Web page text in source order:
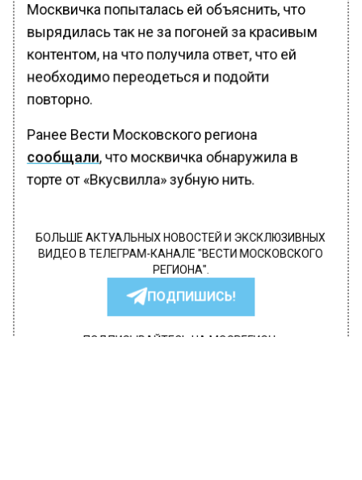
Москвичка попыталась ей объяснить, что
вырядилась так не за погоней за красивым
контентом, на что получила ответ, что ей
необходимо переодеться и подойти
повторно.
Ранее Вести Московского региона
сообщали, что москвичка обнаружила в
торте от «Вкусвилла» зубную нить.
БОЛЬШЕ АКТУАЛЬНЫХ НОВОСТЕЙ И ЭКСКЛЮЗИВНЫХ
ВИДЕО В ТЕЛЕГРАМ-КАНАЛЕ "ВЕСТИ МОСКОВСКОГО
РЕГИОНА".
ПОДПИШИСЬ!